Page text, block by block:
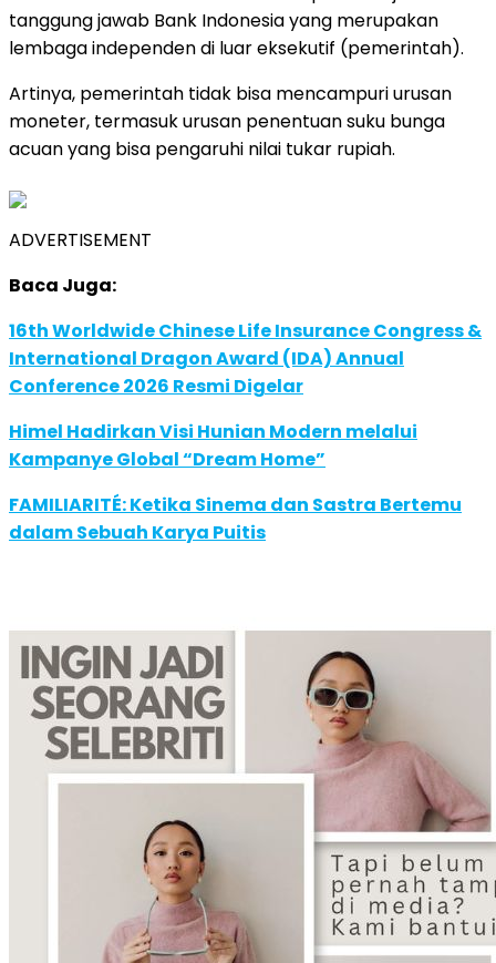
tanggung jawab Bank Indonesia yang merupakan
lembaga independen di luar eksekutif (pemerintah).
Artinya, pemerintah tidak bisa mencampuri urusan
moneter, termasuk urusan penentuan suku bunga
acuan yang bisa pengaruhi nilai tukar rupiah.
ADVERTISEMENT
Baca Juga:
16th Worldwide Chinese Life Insurance Congress &
International Dragon Award (IDA) Annual
Conference 2026 Resmi Digelar
Himel Hadirkan Visi Hunian Modern melalui
Kampanye Global “Dream Home”
FAMILIARITÉ: Ketika Sinema dan Sastra Bertemu
dalam Sebuah Karya Puitis